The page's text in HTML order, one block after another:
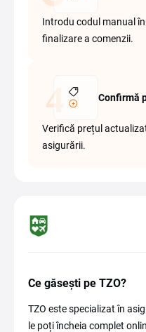
Introdu codul manual
finalizare a comenzii.
Confirmă
Verifică prețul
asigurării.
Ce găsești pe TZO?
TZO este specializat în
le poți încheia complet